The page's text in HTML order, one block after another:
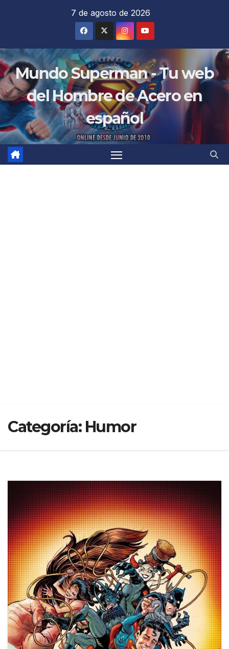
7 de agosto de 2026
Mundo Superman - Tu web
del Hombre de Acero en
español
Categoría: Humor